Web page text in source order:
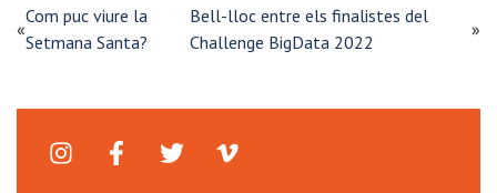
«
Com puc viure la
Setmana Santa?
Bell-lloc entre els finalistes del
Challenge BigData 2022
»